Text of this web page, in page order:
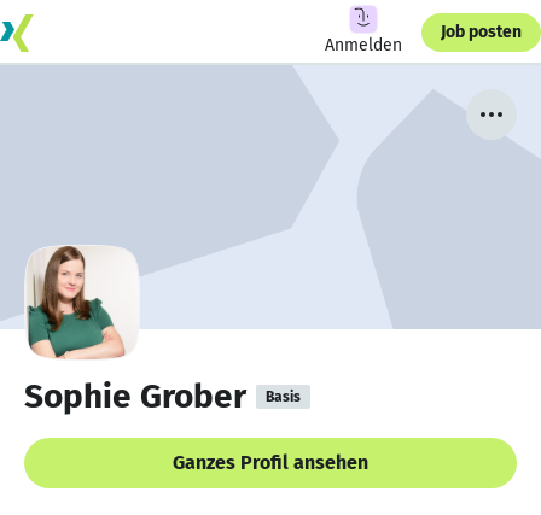
Anmelden
Job posten
Sophie Grober Basis
Ganzes Profil ansehen